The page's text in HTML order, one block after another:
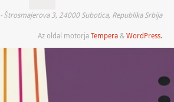
- Štrosmajerova 3, 24000 Subotica, Republika Srbija
Az oldal motorjaTempera&WordPress.